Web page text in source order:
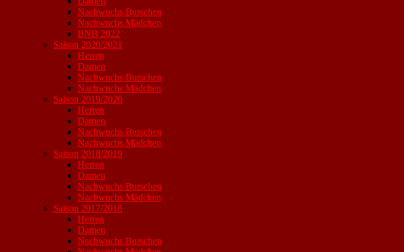
Nachwuchs Burschen
Nachwuchs Mädchen
BNB 2022
Saison 2020/2021
Herren
Damen
Nachwuchs Burschen
Nachwuchs Mädchen
Saison 2019/2020
Herren
Damen
Nachwuchs Burschen
Nachwuchs Mädchen
Saison 2018/2019
Herren
Damen
Nachwuchs Burschen
Nachwuchs Mädchen
Saison 2017/2018
Herren
Damen
Nachwuchs Burschen